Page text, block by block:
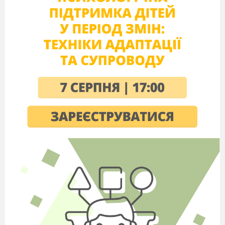
4.
6.
Він буває жіночий, чоловічий, середній.
Їх в українській мові 7.
Він є головним членом речення.
Слова, протилежні за значенням.
Воно буває в однині та множині.
3.Повідомлення теми і мети уроку.
- То яку частину мови ми будемо сьогодні узагальнювати? А
навіщо нам про цю частину мови все треба знати? (Відповіді
дітей)
- Так. Іменник взяв собі на плечі
Велике діло – називати речі. (За Д. Білоусом)
Іменник - велетенська, могутня, незрівнянна за можливістю